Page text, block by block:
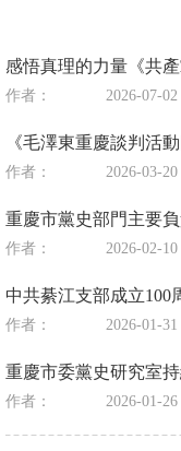
感悟真理的力量《共
作者： 2026-07-02
《毛澤東重慶談判活
作者： 2026-03-20
重慶市黨史部門主要
作者： 2026-02-10
中共綦江支部成立100
作者： 2026-01-31
重慶市委黨史研究室
作者： 2026-01-26